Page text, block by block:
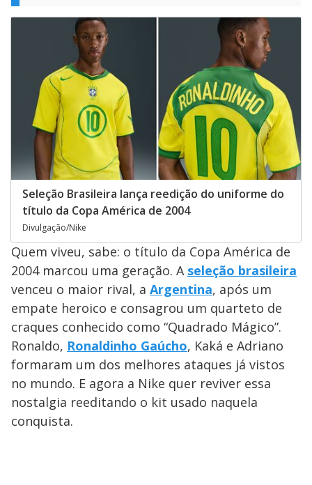
Seleção Brasileira lança reedição do uniforme do
título da Copa América de 2004
Divulgação/Nike
Quem viveu, sabe: o título da Copa América de
2004 marcou uma geração. A seleção brasileira
venceu o maior rival, a Argentina, após um
empate heroico e consagrou um quarteto de
craques conhecido como “Quadrado Mágico”.
Ronaldo, Ronaldinho Gaúcho, Kaká e Adriano
formaram um dos melhores ataques já vistos
no mundo. E agora a Nike quer reviver essa
nostalgia reeditando o kit usado naquela
conquista.